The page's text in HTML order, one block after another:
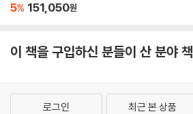
5% 151,050원
이 책을 구입하신 분들이 산 분야 책
로그인 최근 본 상품